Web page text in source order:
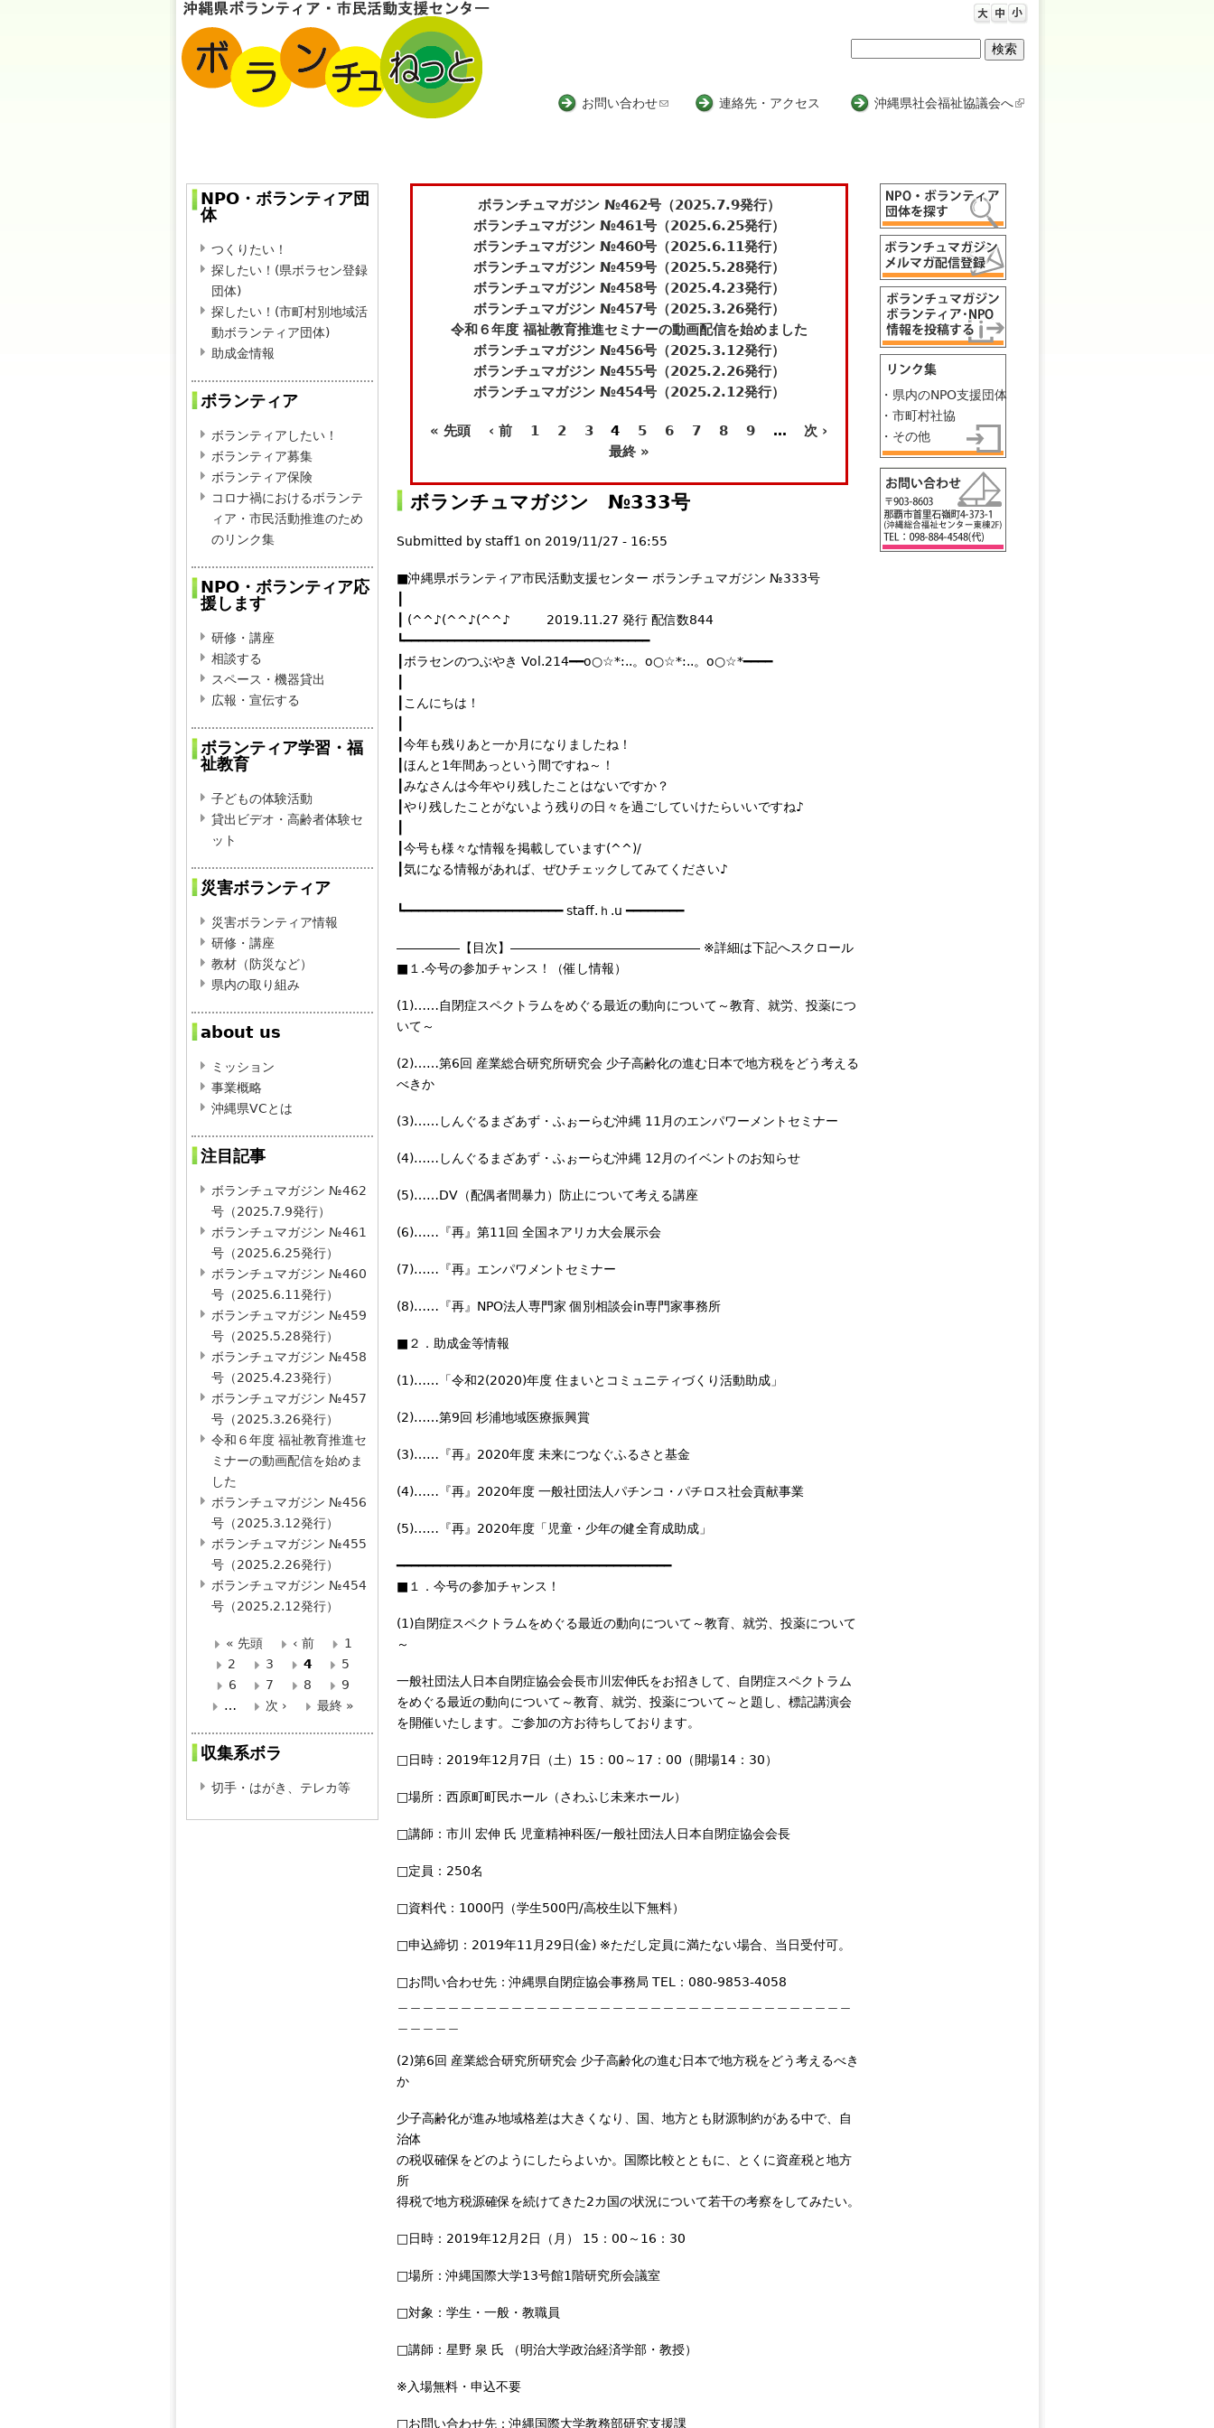
索
お問い合わせ(
k
s
e
n
d
e
-
m
a
連絡先・アクセス 沖縄県社会福祉協議会へ(
ボランチュマガジン №462号（2025.7.9発行）
ボランチュマガジン №461号（2025.6.25発行）
ボランチュマガジン №460号（2025.6.11発行）
ボランチュマガジン №459号（2025.5.28発行）
ボランチュマガジン №458号（2025.4.23発行）
ボランチュマガジン №457号（2025.3.26発行）
令和６年度 福祉教育推進セミナーの動画配信を始めました
ボランチュマガジン №456号（2025.3.12発行）
ボランチュマガジン №455号（2025.2.26発行）
ボランチュマガジン №454号（2025.2.12発行）
ペ
ジ
« 先頭 ‹ 前 1 2 3 4 5 6 7 8 9 …
次 ›
最終 »
ボランチュマガジン №333号
Submitted by staff1 on 2019/11/27 - 16:55
■沖縄県ボランティア市民活動支援センター ボランチュマガジン №333号
┃ (^^♪(^^♪(^^♪ 2019.11.27 発行 配信数844
┗━━━━━━━━━━━━━━━━━━━━━━━━━━━━━━━━━━
┃ボラセンのつぶやき Vol.214━━o○☆*:..。o○☆*:..。o○☆*━━━━
┃こんにちは！
┃今年も残りあと一か月になりましたね！
┃ほんと1年間あっという間ですね～！
┃みなさんは今年やり残したことはないですか？
┃やり残したことがないよう残りの日々を過ごしていけたらいいですね♪
┃今号も様々な情報を掲載しています(^^)/
┃気になる情報があれば、ぜひチェックしてみてください♪
┗━━━━━━━━━━━━━━━━━━━━━━ staff.ｈ.u ━━━━━━━━
―――――【目次】――――――――――――――― ※詳細は下記へスクロール
■１.今号の参加チャンス！（催し情報）
(1)……自閉症スペクトラムをめぐる最近の動向について～教育、就労、投薬につ
いて～
(2)……第6回 産業総合研究所研究会 少子高齢化の進む日本で地方税をどう考える
べきか
(3)……しんぐるまざあず・ふぉーらむ沖縄 11月のエンパワーメントセミナー
(4)……しんぐるまざあず・ふぉーらむ沖縄 12月のイベントのお知らせ
(5)……DV（配偶者間暴力）防止について考える講座
(6)……『再』第11回 全国ネアリカ大会展示会
(7)……『再』エンパワメントセミナー
(8)……『再』NPO法人専門家 個別相談会in専門家事務所
■２．助成金等情報
(1)……「令和2(2020)年度 住まいとコミュニティづくり活動助成」
(2)……第9回 杉浦地域医療振興賞
(3)……『再』2020年度 未来につなぐふるさと基金
(4)……『再』2020年度 一般社団法人パチンコ・パチロス社会貢献事業
(5)……『再』2020年度「児童・少年の健全育成助成」
━━━━━━━━━━━━━━━━━━━━━━━━━━━━━━━━━━━━━━
■１．今号の参加チャンス！
(1)自閉症スペクトラムをめぐる最近の動向について～教育、就労、投薬について
～
一般社団法人日本自閉症協会会長市川宏伸氏をお招きして、自閉症スペクトラム
をめぐる最近の動向について～教育、就労、投薬について～と題し、標記講演会
を開催いたします。ご参加の方お待ちしております。
□日時：2019年12月7日（土）15：00～17：00（開場14：30）
□場所：西原町町民ホール（さわふじ未来ホール）
□講師：市川 宏伸 氏 児童精神科医/一般社団法人日本自閉症協会会長
□定員：250名
□資料代：1000円（学生500円/高校生以下無料）
□申込締切：2019年11月29日(金) ※ただし定員に満たない場合、当日受付可。
□お問い合わせ先：沖縄県自閉症協会事務局 TEL：080-9853-4058
(2)第6回 産業総合研究所研究会 少子高齢化の進む日本で地方税をどう考えるべき
か
少子高齢化が進み地域格差は大きくなり、国、地方とも財源制約がある中で、自
治体
の税収確保をどのようにしたらよいか。国際比較とともに、とくに資産税と地方
所
得税で地方税源確保を続けてきた2カ国の状況について若干の考察をしてみたい。
□日時：2019年12月2日（月） 15：00～16：30
□場所：沖縄国際大学13号館1階研究所会議室
□対象：学生・一般・教職員
□講師：星野 泉 氏 （明治大学政治経済学部・教授）
※入場無料・申込不要
□お問い合わせ先：沖縄国際大学教務部研究支援課
NPO・ボランティア団
体
つくりたい！
探したい！(県ボラセン登録
団体)
探したい！(市町村別地域活
動ボランティア団体)
助成金情報
ボランティア
ボランティアしたい！
ボランティア募集
ボランティア保険
コロナ禍におけるボランテ
ィア・市民活動推進のため
のリンク集
NPO・ボランティア応
援します
研修・講座
相談する
スペース・機器貸出
広報・宣伝する
ボランティア学習・福
祉教育
子どもの体験活動
貸出ビデオ・高齢者体験セ
ット
災害ボランティア
災害ボランティア情報
研修・講座
教材（防災など）
県内の取り組み
about us
ミッション
事業概略
沖縄県VCとは
注目記事
ボランチュマガジン №462
号（2025.7.9発行）
ボランチュマガジン №461
号（2025.6.25発行）
ボランチュマガジン №460
号（2025.6.11発行）
ボランチュマガジン №459
号（2025.5.28発行）
ボランチュマガジン №458
号（2025.4.23発行）
ボランチュマガジン №457
号（2025.3.26発行）
令和６年度 福祉教育推進セ
ミナーの動画配信を始めま
した
ボランチュマガジン №456
号（2025.3.12発行）
ボランチュマガジン №455
号（2025.2.26発行）
ボランチュマガジン №454
号（2025.2.12発行）
ジ
« 先頭 ‹ 前
1
2
3 4
5
6
7 8
9
…
次 › 最終 »
収集系ボラ
切手・はがき、テレカ等
・県内のNPO支援団体
・市町村社協
・その他